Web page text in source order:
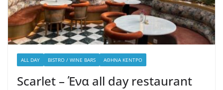
ALL DAY BISTRO / WINE BARS ΑΘΉΝΑ ΚΈΝΤΡΟ
Scarlet – Ένα all day restaurant